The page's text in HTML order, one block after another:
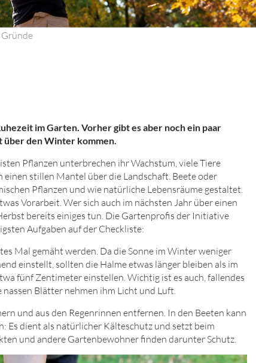
im Garten. Vorher gibt es aber noch ein paar
über den Winter kommen.
Pflanzen unterbrechen ihr Wachstum, viele Tiere
stillen Mantel über die Landschaft. Beete oder
Pflanzen und wie natürliche Lebensräume gestaltet.
Vorarbeit. Wer sich auch im nächsten Jahr über einen
bereits einiges tun. Die Gartenprofis der Initiative
Aufgaben auf der Checkliste:
Mal gemäht werden. Da die Sonne im Winter weniger
einstellt, sollten die Halme etwas länger bleiben als im
fünf Zentimeter einstellen. Wichtig ist es auch, fallendes
nassen Blätter nehmen ihm Licht und Luft.
und aus den Regenrinnen entfernen. In den Beeten kann
Es dient als natürlicher Kälteschutz und setzt beim
und andere Gartenbewohner finden darunter Schutz.